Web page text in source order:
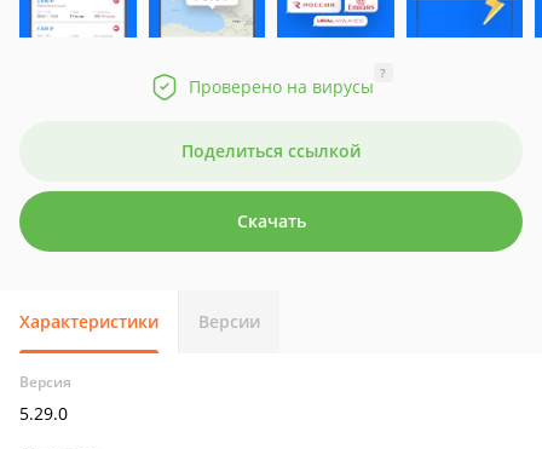
Проверено на вирусы
?
Поделиться ссылкой
Скачать
Характеристики Версии
Версия
5.29.0